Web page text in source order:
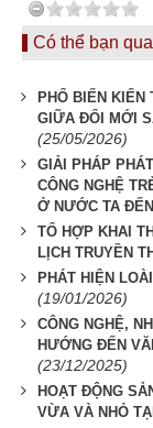
Có thể bạn
PHỔ BIẾN KIẾN
GIỮA ĐỔI MỚI
(25/05/2026)
GIẢI PHÁP
CÔNG NGHỆ
Ở NƯỚC TA
TỔ HỢP KHAI
LỊCH TRUYỀN
PHÁT HIỆN
(19/01/2026)
CÔNG NGHỆ,
HƯỚNG ĐẾN
(23/12/2025)
HOẠT ĐỘNG
VỪA VÀ NHỎ